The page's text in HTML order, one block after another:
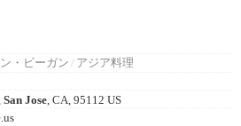
・ビーガン / アジア料理
San Jose, CA, 95112 US